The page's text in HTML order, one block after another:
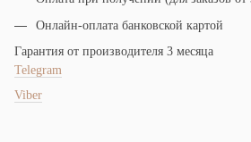
Онлайн-оплата банковской картой
Гарантия от производителя 3 месяца
Telegram
Viber